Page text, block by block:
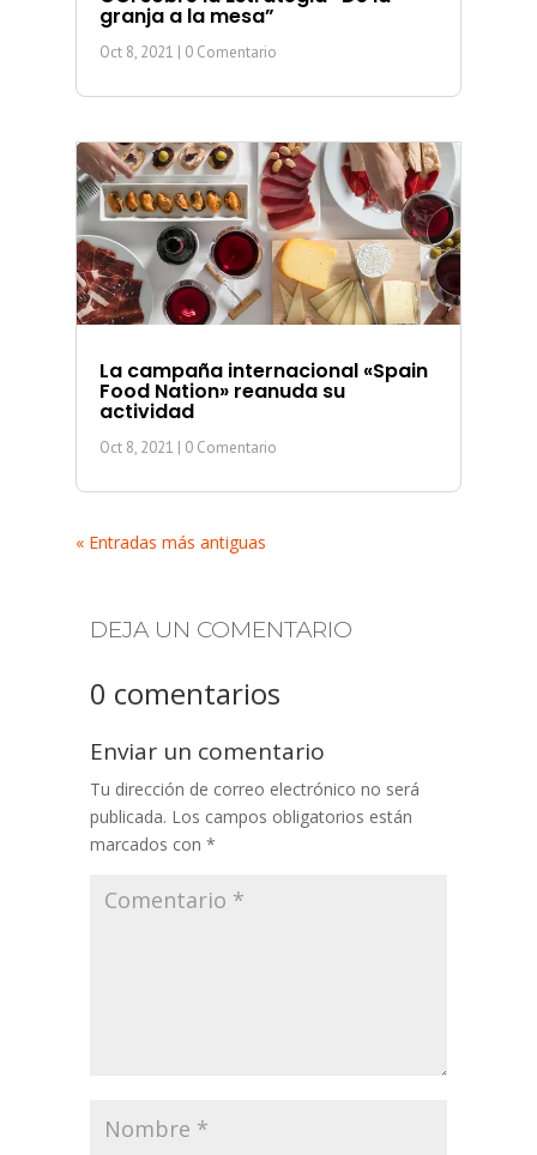
granja a la mesa”
Oct 8, 2021 | 0 Comentario
La campaña internacional «Spain
Food Nation» reanuda su
actividad
Oct 8, 2021 | 0 Comentario
« Entradas más antiguas
DEJA UN COMENTARIO
0 comentarios
Enviar un comentario
Tu dirección de correo electrónico no será
publicada. Los campos obligatorios están
marcados con *